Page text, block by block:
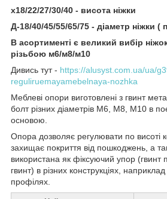
х18/22/27/30/40 - висота ніжки
Д-18/40/45/55/65/75 - діаметр ніжки (
В асортименті є великий вибір
різьбою м6/м8/м10
Дивись тут - https://alusyst.com.ua/ua/
reguliruemayamebelnaya-nozhka
Меблеві опори виготовлені з гвинт
болт різних діаметрів М6, М8, М10 в
основою.
Опора дозволяє регулювати по висоті
захищає покриття від пошкоджень, а
використана як фіксуючий упор (гвинт
гвинт) в різних конструкціях,
профілях.